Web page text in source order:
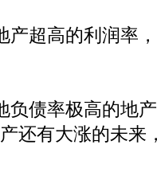
超高的利润率
债率极高的地
还有大涨的未来